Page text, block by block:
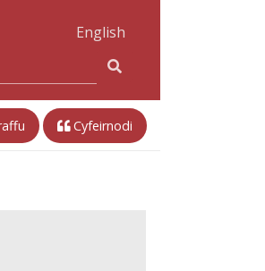
English
Cyfeirnodi